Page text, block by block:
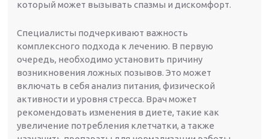
который может вызывать спазмы и дискомфорт.
Специалисты подчеркивают важность
комплексного подхода к лечению. В первую
очередь, необходимо установить причину
возникновения ложных позывов. Это может
включать в себя анализ питания, физической
активности и уровня стресса. Врач может
рекомендовать изменения в диете, такие как
увеличение потребления клетчатки, а также